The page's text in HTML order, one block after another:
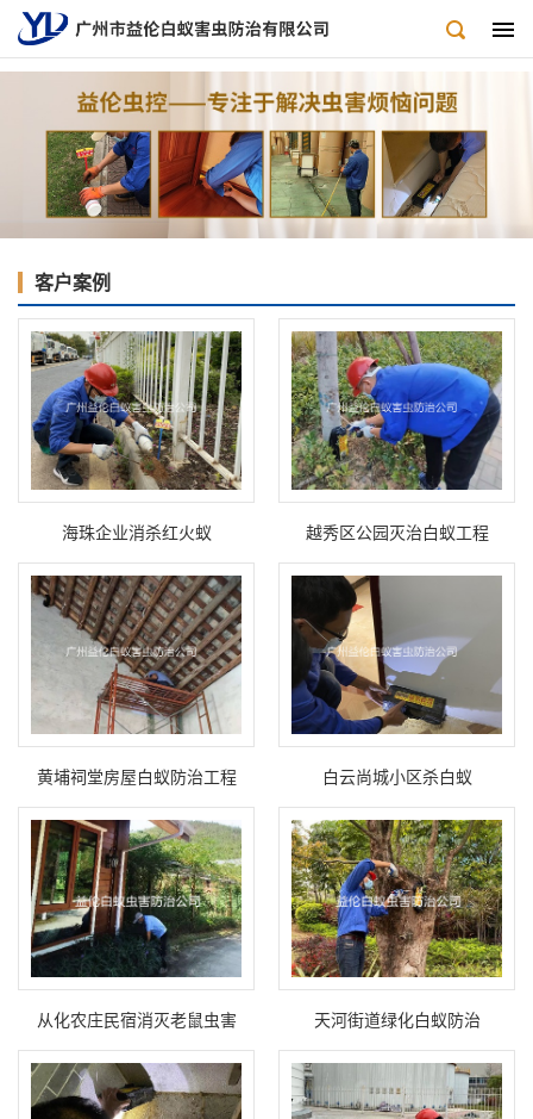
客户案例
海珠企业消杀红火蚁 越秀区公园灭治白蚁工程
黄埔祠堂房屋白蚁防治工程 白云尚城小区杀白蚁
从化农庄民宿消灭老鼠虫害 天河街道绿化白蚁防治